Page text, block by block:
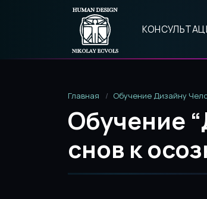
Главная Обучение Дизайну
Обучение
снов к